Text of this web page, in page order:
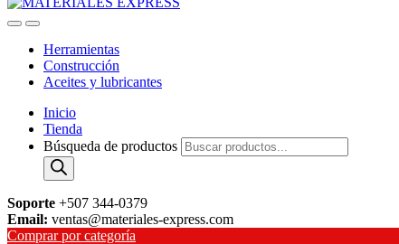
Herramientas
Construcción
Aceites y lubricantes
Inicio
Tienda
Búsqueda de productos
Soporte +507 344-0379
Email: ventas@materiales-express.com
Comprar por categoría